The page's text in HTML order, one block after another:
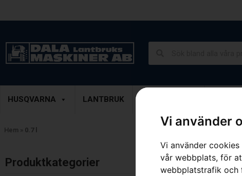
Vi använder
Vi använder
vår webbplats, för
webbplatstrafik och
HUSQVARNA LANTBRUK
Hem » 0.7 l
Produktkategorier​ Inga resultat.